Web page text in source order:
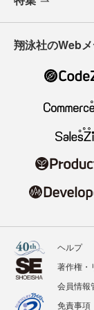
翔泳社のWeb
ヘルプ
著作権・
会員情報
免責事項